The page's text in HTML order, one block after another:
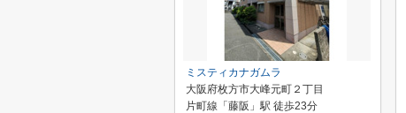
ミスティカナガムラ
大阪府枚方市大峰元町２丁目
片町線「藤阪」駅 徒歩23分